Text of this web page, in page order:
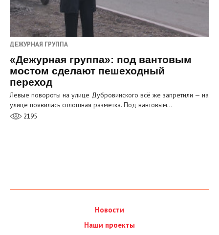
ДЕЖУРНАЯ ГРУППА
«Дежурная группа»: под вантовым
мостом сделают пешеходный
переход
Левые повороты на улице Дубровинского всё же запретили — на
улице появилась сплошная разметка. Под вантовым…
2195
Новости
Наши проекты